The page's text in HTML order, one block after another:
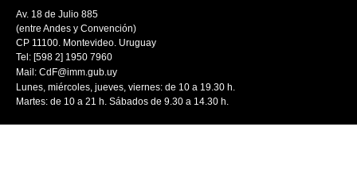
Av. 18 de Julio 885
(entre Andes y Convención)
CP 11100. Montevideo. Uruguay
Tel: [598 2] 1950 7960
Mail: CdF@imm.gub.uy
Lunes, miércoles, jueves, viernes: de 10 a 19.30 h.
Martes: de 10 a 21 h. Sábados de 9.30 a 14.30 h.